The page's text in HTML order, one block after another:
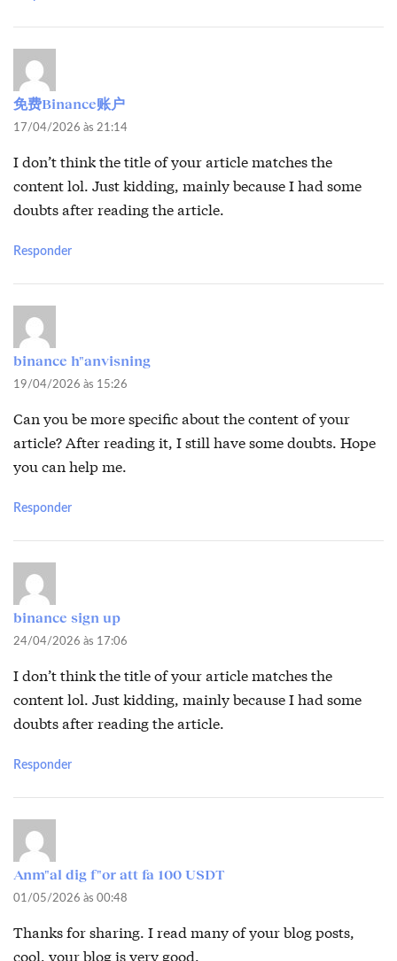
免费Binance账户
17/04/2026 às 21:14
I don’t think the title of your article matches the
content lol. Just kidding, mainly because I had some
doubts after reading the article.
Responder
binance h"anvisning
19/04/2026 às 15:26
Can you be more specific about the content of your
article? After reading it, I still have some doubts. Hope
you can help me.
Responder
binance sign up
24/04/2026 às 17:06
I don’t think the title of your article matches the
content lol. Just kidding, mainly because I had some
doubts after reading the article.
Responder
Anm"al dig f"or att fa 100 USDT
01/05/2026 às 00:48
Thanks for sharing. I read many of your blog posts,
cool, your blog is very good.